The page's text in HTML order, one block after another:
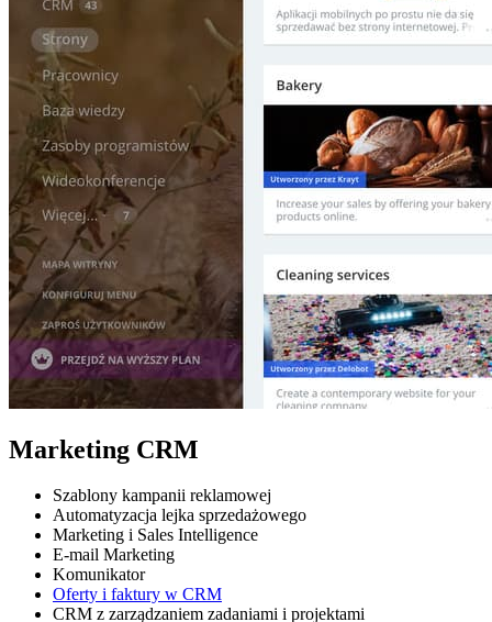
Marketing CRM
Szablony kampanii reklamowej
Automatyzacja lejka sprzedażowego
Marketing i Sales Intelligence
E-mail Marketing
Komunikator
Oferty i faktury w CRM
CRM z zarządzaniem zadaniami i projektami